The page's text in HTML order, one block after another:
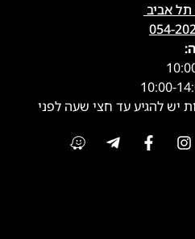
054-
יש להגיע עד חצי שעה לפני